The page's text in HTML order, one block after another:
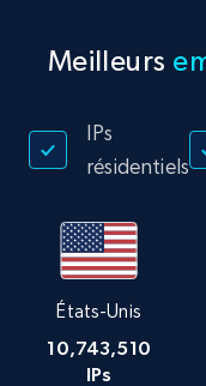
Meilleurs
IPs
résidentiels
États-Unis
10,743,510
IPs